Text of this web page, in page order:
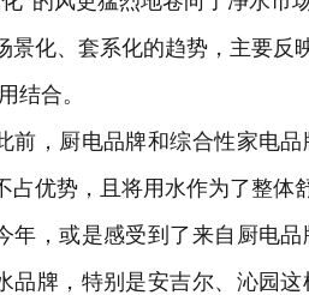
化、套系化的趋势，主要反映
结合。
，厨电品牌和综合性家电品
占优势，且将用水作为了整体
，或是感受到了来自厨电品
品牌，特别是安吉尔、沁园